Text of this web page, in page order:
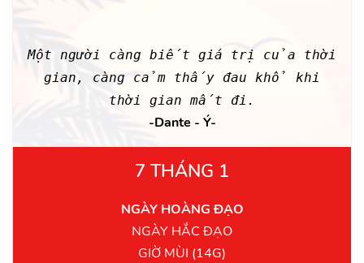
Một người càng biết giá trị của thời
gian, càng cảm thấy đau khổ khi
thời gian mất đi.
-Dante - Ý-
7 THÁNG 1
NGÀY HOÀNG ĐẠO
NGÀY HẮC ĐẠO
GIỜ MÙI (14G)